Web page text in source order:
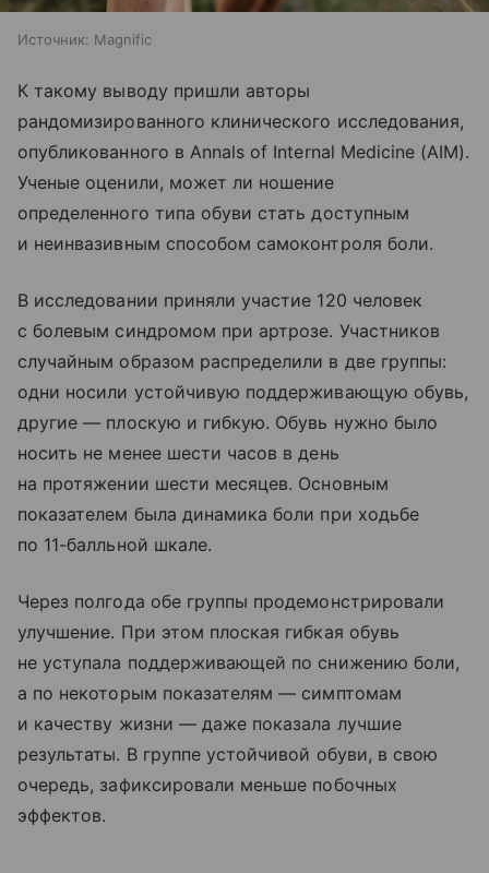
Источник: Magnific
К такому выводу пришли авторы
рандомизированного клинического исследования,
опубликованного в Annals of Internal Medicine (AIM).
Ученые оценили, может ли ношение
определенного типа обуви стать доступным
и неинвазивным способом самоконтроля боли.
В исследовании приняли участие 120 человек
с болевым синдромом при артрозе. Участников
случайным образом распределили в две группы:
одни носили устойчивую поддерживающую обувь,
другие — плоскую и гибкую. Обувь нужно было
носить не менее шести часов в день
на протяжении шести месяцев. Основным
показателем была динамика боли при ходьбе
по 11-балльной шкале.
Через полгода обе группы продемонстрировали
улучшение. При этом плоская гибкая обувь
не уступала поддерживающей по снижению боли,
а по некоторым показателям — симптомам
и качеству жизни — даже показала лучшие
результаты. В группе устойчивой обуви, в свою
очередь, зафиксировали меньше побочных
эффектов.